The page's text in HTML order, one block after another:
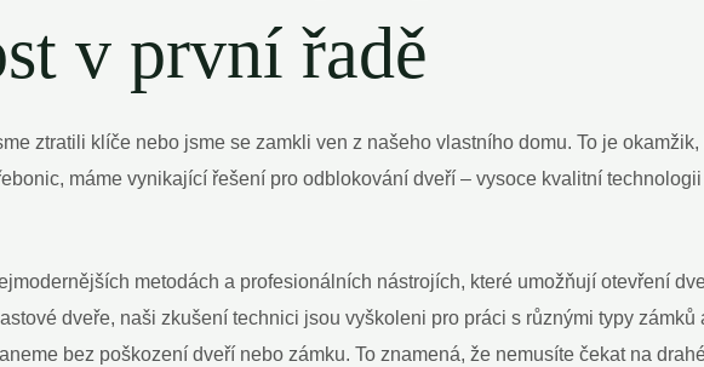
v první řadě
ztratili klíče nebo jsme se zamkli ven z našeho vlastního domu. To je okamžik,
máme vynikající řešení pro odblokování dveří – vysoce kvalitní
metodách a profesionálních nástrojích, které umožňují otevření
dveře, naši zkušení technici jsou vyškoleni pro práci s různými typy zámků
bez poškození dveří nebo zámku. To znamená, že nemusíte čekat na